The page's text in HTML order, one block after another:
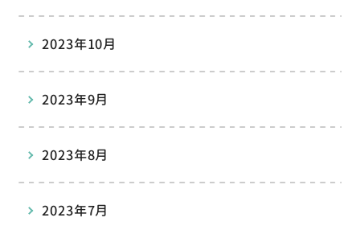
2023年10月
2023年9月
2023年8月
2023年7月